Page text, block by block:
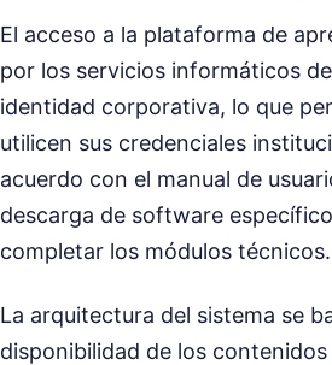
El acceso a la plataforma de
por los servicios informáticos
identidad corporativa, lo que
utilicen sus credenciales
acuerdo con el manual de
descarga de software
completar los módulos técnicos.
La arquitectura del sistema se
disponibilidad de los